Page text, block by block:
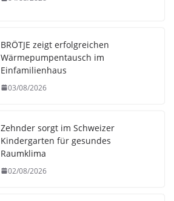
BRÖTJE zeigt erfolgreichen
Wärmepumpentausch im
Einfamilienhaus
03/08/2026
Zehnder sorgt im Schweizer
Kindergarten für gesundes
Raumklima
02/08/2026